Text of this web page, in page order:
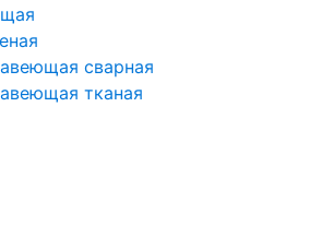
сварная
тканая